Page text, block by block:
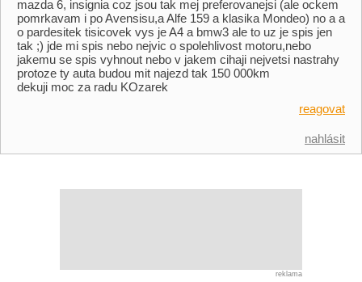
mazda 6, insignia coz jsou tak mej preferovanejsi (ale ockem
pomrkavam i po Avensisu,a Alfe 159 a klasika Mondeo) no a a
o pardesitek tisicovek vys je A4 a bmw3 ale to uz je spis jen
tak ;) jde mi spis nebo nejvic o spolehlivost motoru,nebo
jakemu se spis vyhnout nebo v jakem cihaji nejvetsi nastrahy
protoze ty auta budou mit najezd tak 150 000km
dekuji moc za radu KOzarek
reagovat
nahlásit
reklama